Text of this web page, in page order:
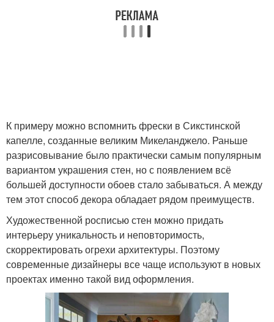
К примеру можно вспомнить фрески в Сикстинской
капелле, созданные великим Микеланджело. Раньше
разрисовывание было практически самым популярным
вариантом украшения стен, но с появлением всё
большей доступности обоев стало забываться. А между
тем этот способ декора обладает рядом преимуществ.
Художественной росписью стен можно придать
интерьеру уникальность и неповторимость,
скорректировать огрехи архитектуры. Поэтому
современные дизайнеры все чаще используют в новых
проектах именно такой вид оформления.